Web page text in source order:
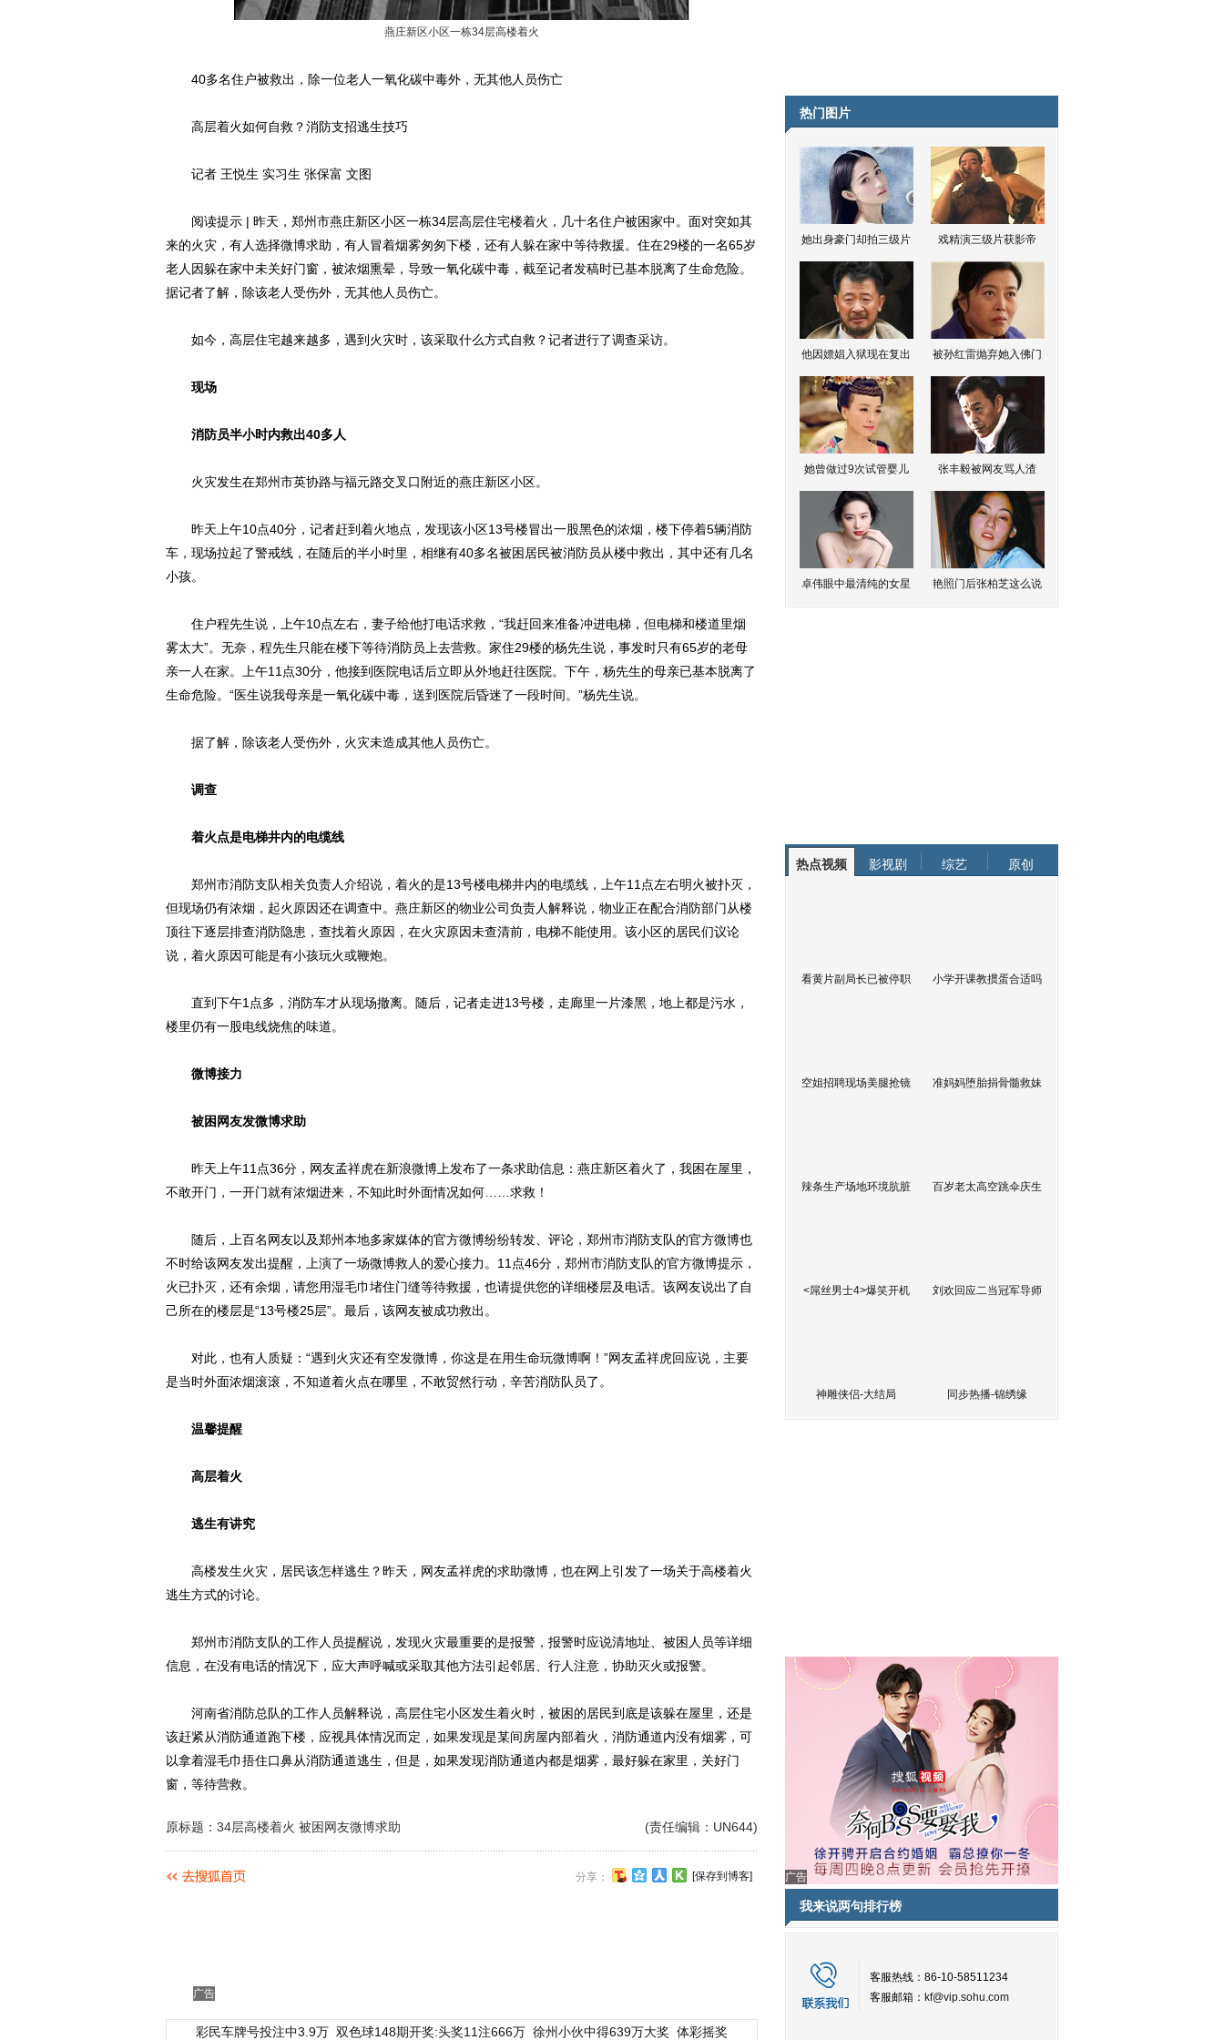
燕庄新区小区一栋34层高楼着火
40多名住户被救出，除一位老人一氧化碳中毒外，无其他人员伤亡
高层着火如何自救？消防支招逃生技巧
记者 王悦生 实习生 张保富 文图
阅读提示 | 昨天，郑州市燕庄新区小区一栋34层高层住宅楼着火，几十名住户被困家中。面对突如其
来的火灾，有人选择微博求助，有人冒着烟雾匆匆下楼，还有人躲在家中等待救援。住在29楼的一名65岁
老人因躲在家中未关好门窗，被浓烟熏晕，导致一氧化碳中毒，截至记者发稿时已基本脱离了生命危险。
据记者了解，除该老人受伤外，无其他人员伤亡。
如今，高层住宅越来越多，遇到火灾时，该采取什么方式自救？记者进行了调查采访。
现场
消防员半小时内救出40多人
火灾发生在郑州市英协路与福元路交叉口附近的燕庄新区小区。
昨天上午10点40分，记者赶到着火地点，发现该小区13号楼冒出一股黑色的浓烟，楼下停着5辆消防
车，现场拉起了警戒线，在随后的半小时里，相继有40多名被困居民被消防员从楼中救出，其中还有几名
小孩。
住户程先生说，上午10点左右，妻子给他打电话求救，“我赶回来准备冲进电梯，但电梯和楼道里烟
雾太大”。无奈，程先生只能在楼下等待消防员上去营救。家住29楼的杨先生说，事发时只有65岁的老母
亲一人在家。上午11点30分，他接到医院电话后立即从外地赶往医院。下午，杨先生的母亲已基本脱离了
生命危险。“医生说我母亲是一氧化碳中毒，送到医院后昏迷了一段时间。”杨先生说。
据了解，除该老人受伤外，火灾未造成其他人员伤亡。
调查
着火点是电梯井内的电缆线
郑州市消防支队相关负责人介绍说，着火的是13号楼电梯井内的电缆线，上午11点左右明火被扑灭，
但现场仍有浓烟，起火原因还在调查中。燕庄新区的物业公司负责人解释说，物业正在配合消防部门从楼
顶往下逐层排查消防隐患，查找着火原因，在火灾原因未查清前，电梯不能使用。该小区的居民们议论
说，着火原因可能是有小孩玩火或鞭炮。
直到下午1点多，消防车才从现场撤离。随后，记者走进13号楼，走廊里一片漆黑，地上都是污水，
楼里仍有一股电线烧焦的味道。
微博接力
被困网友发微博求助
昨天上午11点36分，网友孟祥虎在新浪微博上发布了一条求助信息：燕庄新区着火了，我困在屋里，
不敢开门，一开门就有浓烟进来，不知此时外面情况如何……求救！
随后，上百名网友以及郑州本地多家媒体的官方微博纷纷转发、评论，郑州市消防支队的官方微博也
不时给该网友发出提醒，上演了一场微博救人的爱心接力。11点46分，郑州市消防支队的官方微博提示，
火已扑灭，还有余烟，请您用湿毛巾堵住门缝等待救援，也请提供您的详细楼层及电话。该网友说出了自
己所在的楼层是“13号楼25层”。最后，该网友被成功救出。
对此，也有人质疑：“遇到火灾还有空发微博，你这是在用生命玩微博啊！”网友孟祥虎回应说，主要
是当时外面浓烟滚滚，不知道着火点在哪里，不敢贸然行动，辛苦消防队员了。
温馨提醒
高层着火
逃生有讲究
高楼发生火灾，居民该怎样逃生？昨天，网友孟祥虎的求助微博，也在网上引发了一场关于高楼着火
逃生方式的讨论。
郑州市消防支队的工作人员提醒说，发现火灾最重要的是报警，报警时应说清地址、被困人员等详细
信息，在没有电话的情况下，应大声呼喊或采取其他方法引起邻居、行人注意，协助灭火或报警。
河南省消防总队的工作人员解释说，高层住宅小区发生着火时，被困的居民到底是该躲在屋里，还是
该赶紧从消防通道跑下楼，应视具体情况而定，如果发现是某间房屋内部着火，消防通道内没有烟雾，可
以拿着湿毛巾捂住口鼻从消防通道逃生，但是，如果发现消防通道内都是烟雾，最好躲在家里，关好门
窗，等待营救。
(责任编辑：UN644)
原标题：34层高楼着火 被困网友微博求助
分享： [保存到博客]
广告
彩民车牌号投注中3.9万 双色球148期开奖:头奖11注666万 徐州小伙中得639万大奖 体彩摇奖
热门图片
她出身豪门却拍三级片 戏精演三级片获影帝
他因嫖娼入狱现在复出 被孙红雷抛弃她入佛门
她曾做过9次试管婴儿 张丰毅被网友骂人渣
卓伟眼中最清纯的女星 艳照门后张柏芝这么说
热点视频 影视剧 综艺 原创
看黄片副局长已被停职 小学开课教掼蛋合适吗
空姐招聘现场美腿抢镜 准妈妈堕胎捐骨髓救妹
辣条生产场地环境肮脏 百岁老太高空跳伞庆生
<屌丝男士4>爆笑开机 刘欢回应二当冠军导师
神雕侠侣-大结局 同步热播-锦绣缘
广告
我来说两句排行榜
客服热线：86-10-58511234
客服邮箱： kf@vip.sohu.com